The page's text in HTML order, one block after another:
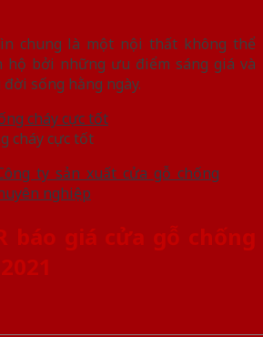
chung là một nội thất không thể
hộ bởi những ưu điểm sáng giá và
sống hằng ngày.
cháy cực tốt
ty sản xuất cửa gỗ chống
nghiệp
báo giá cửa gỗ chống